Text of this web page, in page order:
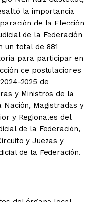
la importancia
de la Elección
de la Federación
un total de 881
para participar en
de postulaciones
2025 de
y Ministros de la
Nación, Magistradas y
y Regionales del
de la Federación,
y Juezas y
de la Federación.